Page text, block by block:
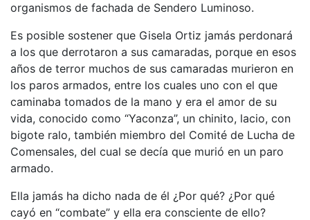
organismos de fachada de Sendero Luminoso.
Es posible sostener que Gisela Ortiz jamás perdonará
a los que derrotaron a sus camaradas, porque en esos
años de terror muchos de sus camaradas murieron en
los paros armados, entre los cuales uno con el que
caminaba tomados de la mano y era el amor de su
vida, conocido como “Yaconza”, un chinito, lacio, con
bigote ralo, también miembro del Comité de Lucha de
Comensales, del cual se decía que murió en un paro
armado.
Ella jamás ha dicho nada de él ¿Por qué? ¿Por qué
cayó en “combate” y ella era consciente de ello?